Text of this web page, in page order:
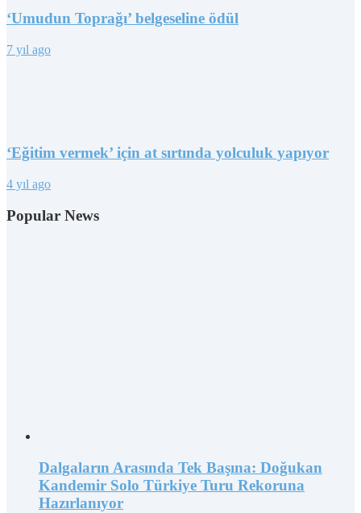
‘Umudun Toprağı’ belgeseline ödül
7 yıl ago
‘Eğitim vermek’ için at sırtında yolculuk yapıyor
4 yıl ago
Popular News
Dalgaların Arasında Tek Başına: Doğukan
Kandemir Solo Türkiye Turu Rekoruna
Hazırlanıyor